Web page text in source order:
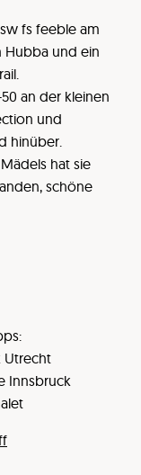
fs feeble am
Hubba und ein
an der kleinen
und
hinüber.
hat sie
schöne
Utrecht
Innsbruck